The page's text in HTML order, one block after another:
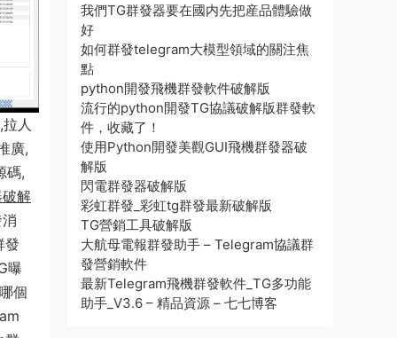
人
廣,
碼,
解
發
曝
個
我們TG群發器要在國内先把産品體驗做
好
如何群發telegram大模型領域的關注焦
點
python開發飛機群發軟件破解版
流行的python開發TG協議破解版群發軟
件，收藏了！
使用Python開發美觀GUI飛機群發器破
解版
閃電群發器破解版
彩虹群發_彩虹tg群發最新破解版
TG營銷工具破解版
大航母電報群發助手 – Telegram協議群
發營銷軟件
最新Telegram飛機群發軟件_TG多功能
助手_V3.6 – 精品資源 – 七七博客